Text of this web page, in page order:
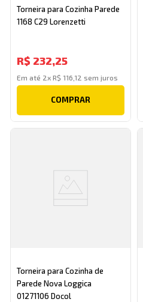
Torneira para Cozinha Parede
1168 C29 Lorenzetti
R$ 232,25
Em até 2xR$ 116 12 sem juros
COMPRAR
Torneira para Cozinha de
Parede Nova Loggica
01271106 Docol